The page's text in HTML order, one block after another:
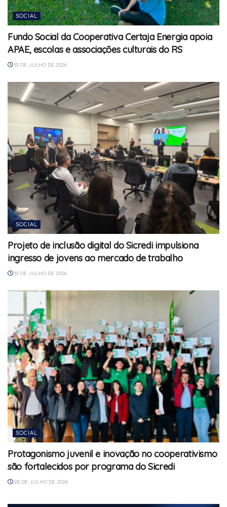
SOCIAL
Fundo Social da Cooperativa Certaja Energia apoia
APAE, escolas e associações culturais do RS
31 DE JULHO DE 2026
SOCIAL
Projeto de inclusão digital do Sicredi impulsiona
ingresso de jovens ao mercado de trabalho
31 DE JULHO DE 2026
SOCIAL
Protagonismo juvenil e inovação no cooperativismo
são fortalecidos por programa do Sicredi
28 DE JULHO DE 2026